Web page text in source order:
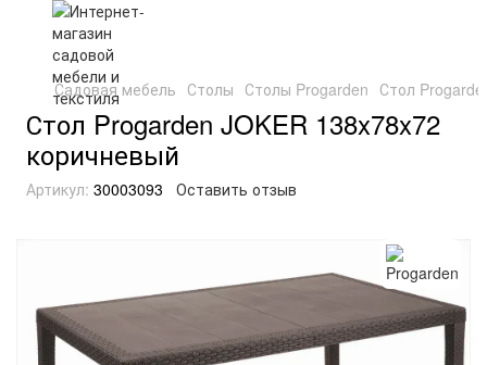
Садовая мебель Столы Столы Progarden Стол
Стол Progarden JOKER 138x78x72
коричневый
Артикул: 30003093 Оставить отзыв